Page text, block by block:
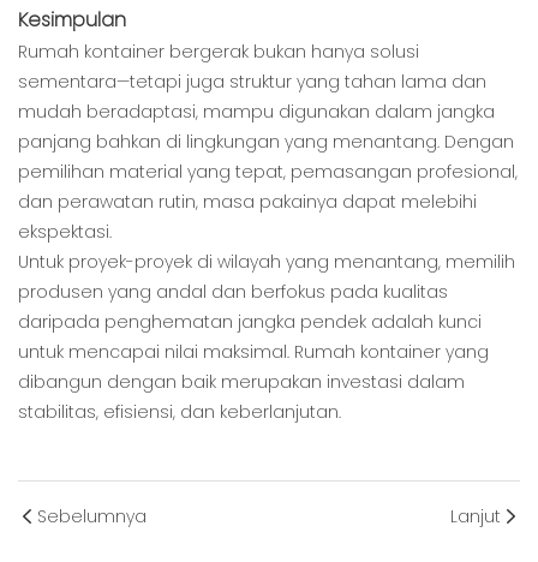
Kesimpulan
Rumah kontainer bergerak bukan hanya solusi
sementara—tetapi juga struktur yang tahan lama dan
mudah beradaptasi, mampu digunakan dalam jangka
panjang bahkan di lingkungan yang menantang. Dengan
pemilihan material yang tepat, pemasangan profesional,
dan perawatan rutin, masa pakainya dapat melebihi
ekspektasi.
Untuk proyek-proyek di wilayah yang menantang, memilih
produsen yang andal dan berfokus pada kualitas
daripada penghematan jangka pendek adalah kunci
untuk mencapai nilai maksimal. Rumah kontainer yang
dibangun dengan baik merupakan investasi dalam
stabilitas, efisiensi, dan keberlanjutan.
Sebelumnya Lanjut